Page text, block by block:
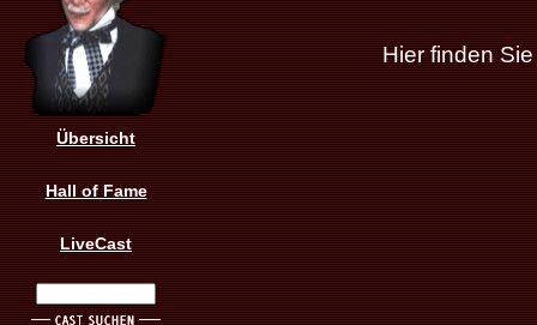
Übersicht
Hall of Fame
LiveCast
Hier finden